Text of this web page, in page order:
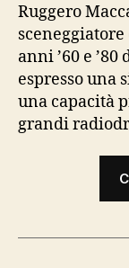
Ruggero
anni ’60 e
espresso una
una capacità
grandi